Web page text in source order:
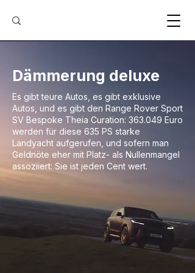
Dämmerung deluxe
Es gibt teure Autos, es gibt exklusive
Autos, und es gibt den Range Rover Sport
SV Bespoke Theia Curation: 363.049 Euro
werden für diese 635 PS starke
Landyacht aufgerufen, und sofern man
Geldnöte eher mit Platz- als Nullenmangel
assoziiert: Sie ist jeden Cent wert.